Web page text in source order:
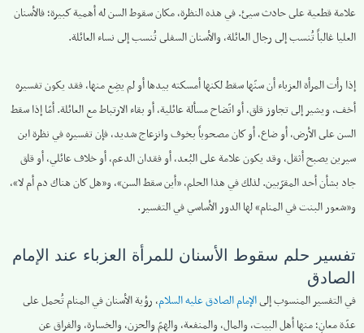
علامة قطعية على حادث سيئ. في هذه النظرة، مكان سقوط السن له أهمية كبيرة؛ فالأسنان
العليا غالباً تُنسب إلى رجال العائلة، والأسنان السفلى تُنسب إلى نساء العائلة.
إذا رأت المرأة العزباء أن سنّها سقط لكنها أمسكته بيدها أو لم يضِع منها، فقد يكون تفسيره
أخف، ويشير إلى تجاوز قلق، أو اتّضاح مسألة عائلية، أو بقاء الارتباط مع العائلة. أمّا إذا سقط
السن على الأرض، أو ضاع، أو كان مصحوباً بخوف وانزعاج شديد، فإن تفسيره في نظرة ابن
سيرين يصبح أثقل، وقد يكون علامة على البُعد، أو فقدان الدعم، أو خلاف عائلي، أو قلق
جاد بشأن أحد المقرّبين. لذلك في هذا الحلم، «أين سقط السن»، و«هل كان هناك دم أم لا»،
و«شعور البنت في المنام» لها الدور الأساسي في التفسير.
تفسير حلم سقوط الأسنان للمرأة العزباء عند الإمام
الصادق
في التفسير المنسوب إلىالإمام الصادق عليه السلام، رؤية الأسنان في المنام تُحمل على
عدّة معانٍ؛ منها أهل البيت، والمال، والمنفعة، والهمّ والحزن، والخسارة، والفراق عن